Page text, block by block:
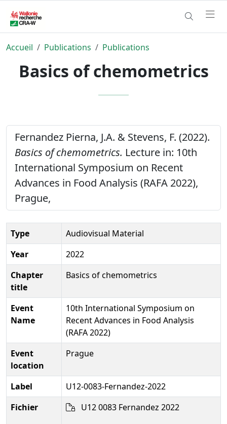
Accueil Publications Publications
Basics of chemometrics
Fernandez Pierna, J.A. & Stevens, F. (2022).
Basics of chemometrics. Lecture in: 10th
International Symposium on Recent
Advances in Food Analysis (RAFA 2022),
Prague,
Type
Audiovisual Material
Year
2022
Chapter
title
Basics of chemometrics
Event
Name
10th International Symposium on
Recent Advances in Food Analysis
(RAFA 2022)
Event
location
Prague
Label
U12-0083-Fernandez-2022
Fichier
U12 0083 Fernandez 2022